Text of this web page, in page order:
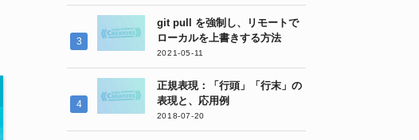
git pull を強制し、リモートで
ローカルを上書きする方法
2021-05-11
正規表現：「行頭」「行末」の
表現と、応用例
2018-07-20